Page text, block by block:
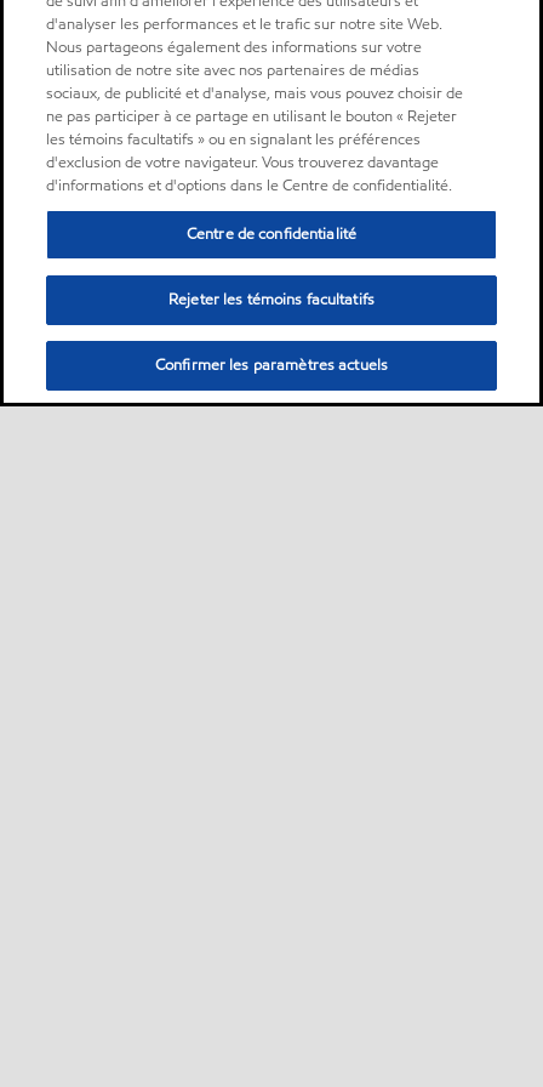
d'analyser les performances et le trafic sur notre site Web.
Nous partageons également des informations sur votre
utilisation de notre site avec nos partenaires de médias
sociaux, de publicité et d'analyse, mais vous pouvez choisir de
ne pas participer à ce partage en utilisant le bouton « Rejeter
les témoins facultatifs » ou en signalant les préférences
d'exclusion de votre navigateur. Vous trouverez davantage
d'informations et d'options dans le Centre de confidentialité.
Centre de confidentialité
Rejeter les témoins facultatifs
Confirmer les paramètres actuels